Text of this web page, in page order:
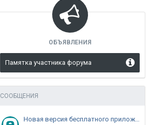
ОБЪЯВЛЕНИЯ
Памятка участника форума
СООБЩЕНИЯ
Новая версия бесплатного приложения ESET Online Scanner доступна пользователям